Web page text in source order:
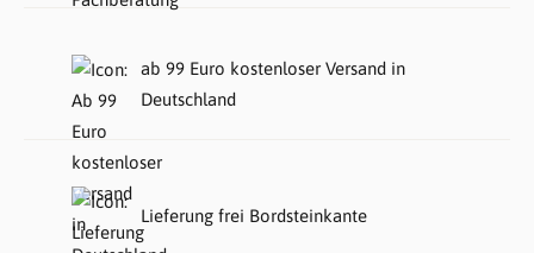
ab 99 Euro kostenloser Versand in
Deutschland
Lieferung frei Bordsteinkante